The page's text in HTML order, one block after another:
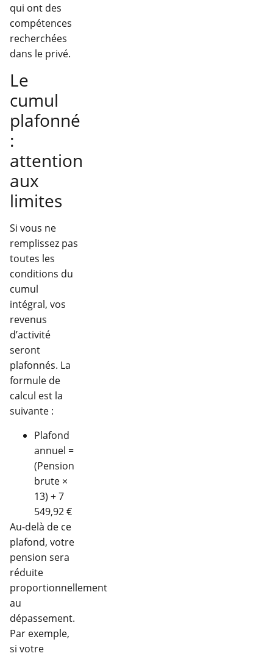
qui ont des
compétences
recherchées
dans le privé.
Le
cumul
plafonné
:
attention
aux
limites
Si vous ne
remplissez pas
toutes les
conditions du
cumul
intégral, vos
revenus
d’activité
seront
plafonnés. La
formule de
calcul est la
suivante :
Plafond
annuel =
(Pension
brute ×
13) + 7
549,92 €
Au-delà de ce
plafond, votre
pension sera
réduite
proportionnellement
au
dépassement.
Par exemple,
si votre